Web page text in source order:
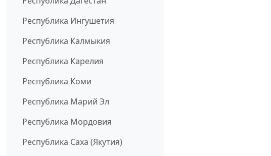
Республика Ингушетия
Республика Калмыкия
Республика Карелия
Республика Коми
Республика Марий Эл
Республика Мордовия
Республика Саха (Якутия)